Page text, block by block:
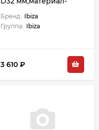
кабана,нейлон
Бренд: Ibiza
Группа: Ibiza
3 610 ₽